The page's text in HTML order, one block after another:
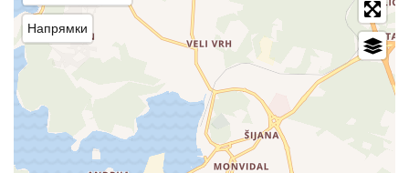
Напрямки